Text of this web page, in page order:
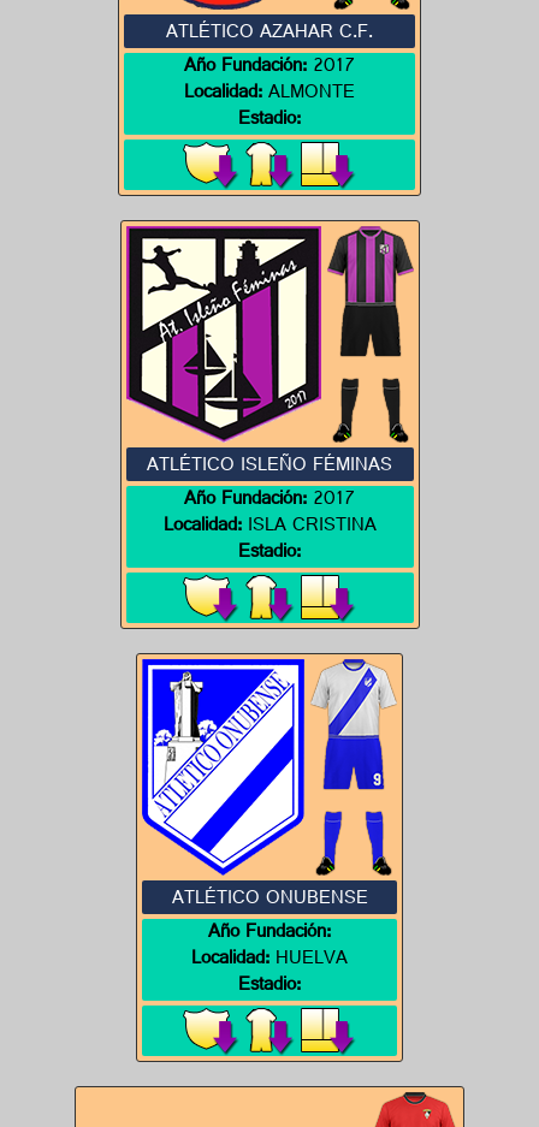
ATLÉTICO AZAHAR C.F.
Año Fundación:2017
Localidad:ALMONTE
Estadio:
ATLÉTICO ISLEÑO FÉMINAS
Año Fundación:2017
Localidad:ISLA CRISTINA
Estadio:
ATLÉTICO ONUBENSE
Año Fundación:
Localidad:HUELVA
Estadio: